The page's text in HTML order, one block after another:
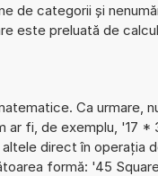
de categorii și
este preluată de
Ca urmare,
ar fi, de exemplu, '17 *
direct în operația
formă: '45